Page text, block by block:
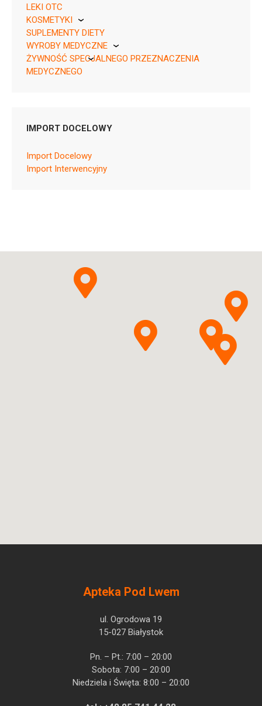
05909991570491 ¦ Rp ¦ 161442
1 poj. 100 dawek
LEKI OTC
KOSMETYKI
Pierre Fabre
SUPLEMENTY DIETY
WYROBY MEDYCZNE
KikGel
ŻYWNOŚĆ SPECJALNEGO PRZEZNACZENIA
MEDYCZNEGO
IMPORT DOCELOWY
Import Docelowy
Import Interwencyjny
Apteka Pod Lwem
ul. Ogrodowa 19
15-027 Białystok
Pn. – Pt.: 7:00 – 20:00
Sobota: 7:00 – 20:00
Niedziela i Święta: 8:00 – 20:00